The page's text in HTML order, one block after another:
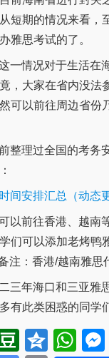
短期的情况来看，
雅思考试的了。
一情况对于生活在
，大家在省内没法
可以前往周边省份
整理过全国的考务
间安排汇总（动态
以前往香港、越南
们可以添加老烤鸭
注：香港/越南雅思
三年海口和三亚雅
有此类困惑的同学
SinaDouban